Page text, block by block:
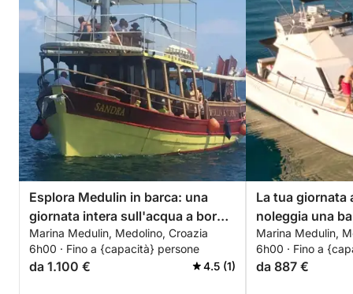
Esplora Medulin in barca: una
giornata intera sull'acqua a bordo
di un motoscafo.
Marina Medulin, Medolino, Croazia
6h00 · Fino a {capacità} persone
da 1.100 € 4.5 (1)
La tua giornata
noleggia una
ore alla
Marina Medulin,
6h00 · Fino a
da 887 €